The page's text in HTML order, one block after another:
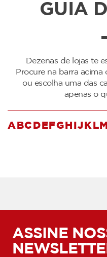
GUIA
Dezenas de lojas te
Procure na barra acima
ou escolha uma das
apenas o
A BC D E FG H J K L M
ASSINE